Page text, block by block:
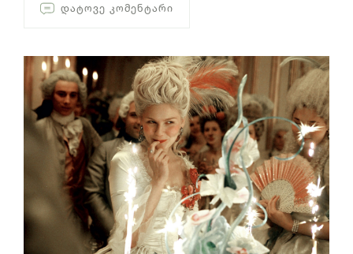
ᲓᲐᲢᲝᲕᲔ ᲙᲝᲛᲔᲜᲢᲐᲠᲘ